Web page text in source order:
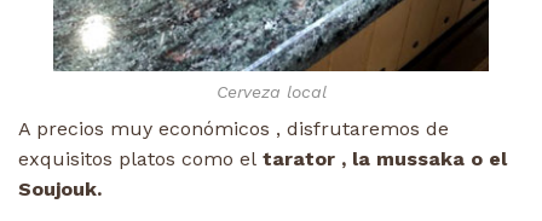
Cerveza local
A precios muy económicos , disfrutaremos de
exquisitos platos como el tarator , la mussaka o el
Soujouk.